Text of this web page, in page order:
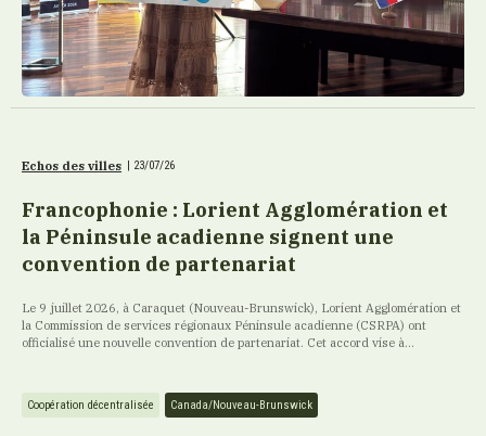
Echos des villes | 23/07/26
Francophonie : Lorient Agglomération et
la Péninsule acadienne signent une
convention de partenariat
Le 9 juillet 2026, à Caraquet (Nouveau-Brunswick), Lorient Agglomération et
la Commission de services régionaux Péninsule acadienne (CSRPA) ont
officialisé une nouvelle convention de partenariat. Cet accord vise à...
Coopération décentralisée Canada/Nouveau-Brunswick